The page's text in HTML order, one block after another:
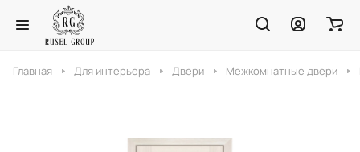
Главная Для интерьера Двери Межкомнатные двери